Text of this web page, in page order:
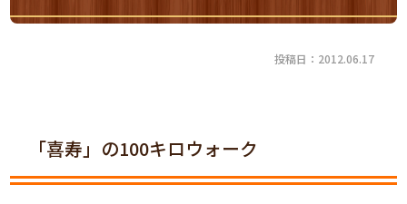
投稿日：2012.06.17
「喜寿」の100キロウォーク